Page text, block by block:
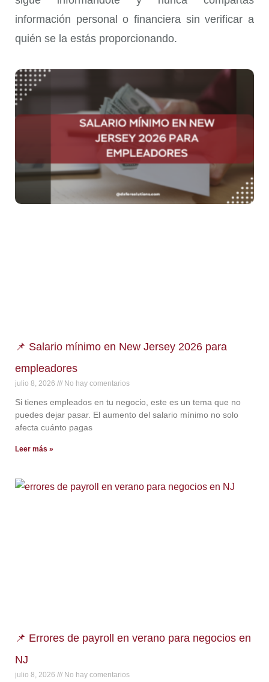
información personal o financiera sin verificar a
quién se la estás proporcionando.
📌 Salario mínimo en New Jersey 2026 para
empleadores
julio 8, 2026 No hay comentarios
Si tienes empleados en tu negocio, este es un tema que no
puedes dejar pasar. El aumento del salario mínimo no solo
afecta cuánto pagas
Leer más »
📌 Errores de payroll en verano para negocios en
NJ
julio 8, 2026 No hay comentarios